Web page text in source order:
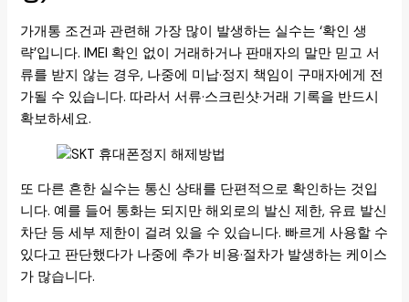
가개통 조건과 관련해 가장 많이 발생하는 실수는 ‘확인 생
략’입니다. IMEI 확인 없이 거래하거나 판매자의 말만 믿고 서
류를 받지 않는 경우, 나중에 미납·정지 책임이 구매자에게 전
가될 수 있습니다. 따라서 서류·스크린샷·거래 기록을 반드시
확보하세요.
또 다른 흔한 실수는 통신 상태를 단편적으로 확인하는 것입
니다. 예를 들어 통화는 되지만 해외로의 발신 제한, 유료 발신
차단 등 세부 제한이 걸려 있을 수 있습니다. 빠르게 사용할 수
있다고 판단했다가 나중에 추가 비용·절차가 발생하는 케이스
가 많습니다.